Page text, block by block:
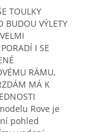
TOULKY
BUDOU VÝLETY
I SE
RÁMU,
MÁ K
Rove je
pohled